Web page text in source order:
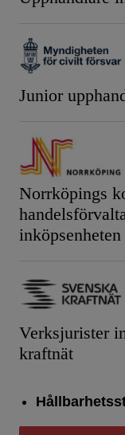
Junior
Norrköpings
inköpsenheten
Verksjurister
kraftnät